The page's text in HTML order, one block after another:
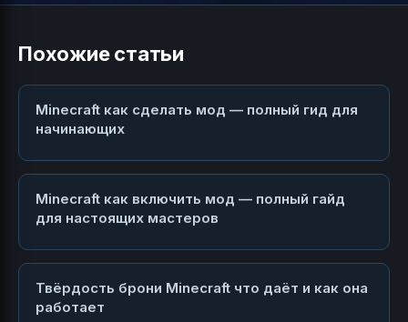
Похожие статьи
Minecraft как сделать мод — полный гид для
начинающих
Minecraft как включить мод — полный гайд
для настоящих мастеров
Твёрдость брони Minecraft что даёт и как она
работает